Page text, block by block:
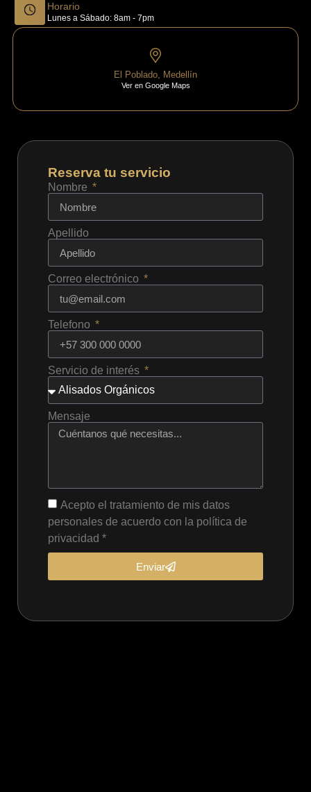
Horario
Lunes a Sábado: 8am - 7pm
El Poblado, Medellín
Ver en Google Maps
Reserva tu servicio
Nombre
Apellido
Correo electrónico
Telefono
Servicio de interés
Mensaje
Acepto el tratamiento de mis datos
personales de acuerdo con la política de
privacidad *
Enviar